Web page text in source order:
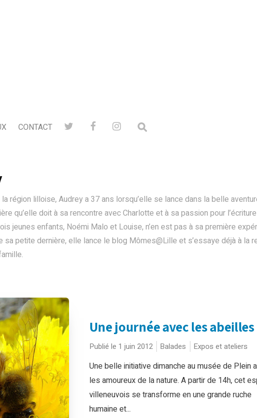
CONTACT
la région lilloise, Audrey a 37 ans lorsqu’elle se lance dans la belle
qu’elle doit à sa rencontre avec Charlotte et à sa passion pour
jeunes enfants, Noémi Malo et Louise, n’en est pas à sa première
sa petite dernière, elle lance le blog Mômes@Lille et s’essaye déjà à la
Une journée avec les abeilles
Publié le 1 juin 2012 Balades Expos et ateliers
Une belle initiative dimanche au musée de Plein
les amoureux de la nature. A partir de 14h, cet
villeneuvois se transforme en une grande ruche
humaine et...